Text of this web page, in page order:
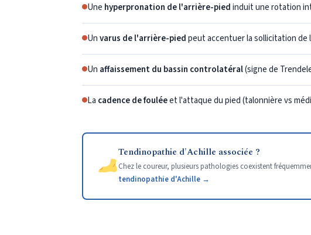
Une hyperpronation de l'arrière-piedinduit une rotation
Unvarus de l'arrière-piedpeut accentuer la sollicitation de
Un affaissement du bassin controlatéral(signe de
La cadence de fouléeet l'attaque du pied (talonnière vs
Tendinopathie d'Achille associée ?
Chez le coureur, plusieurs pathologies coexistent
tendinopathie d'Achille →